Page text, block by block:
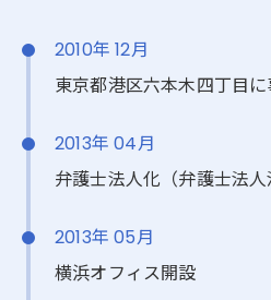
2010年 12月
東京都港区六本木四丁目
2013年 04月
弁護士法人化（弁護士法人
2013年 05月
横浜オフィス開設